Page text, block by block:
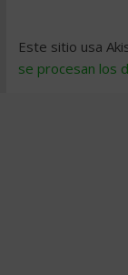
Este sitio usa
se procesan los